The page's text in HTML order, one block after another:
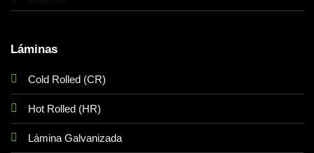
Láminas
Cold Rolled (CR)
Hot Rolled (HR)
Lámina Galvanizada